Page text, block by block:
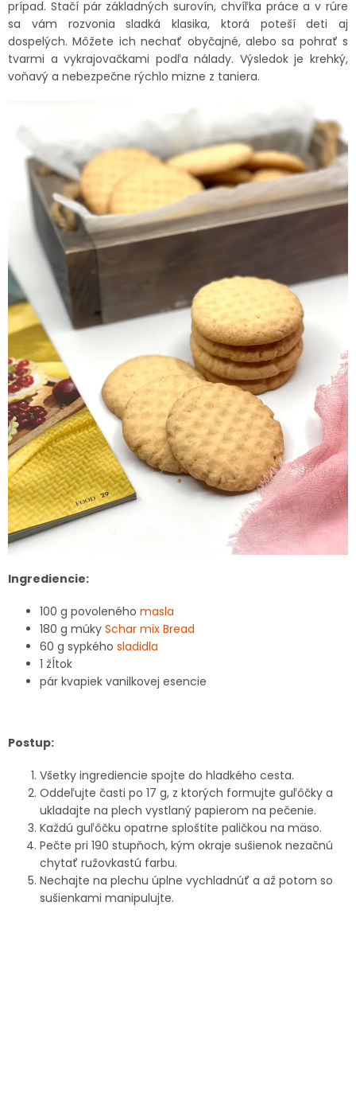
prípad. Stačí pár základných surovín, chvíľka práce a v rúre
sa vám rozvonia sladká klasika, ktorá poteší deti aj
dospelých. Môžete ich nechať obyčajné, alebo sa pohrať s
tvarmi a vykrajovačkami podľa nálady. Výsledok je krehký,
voňavý a nebezpečne rýchlo mizne z taniera.
Ingrediencie:
100 g povoleného masla
180 g múky Schar mix Bread
60 g sypkého sladidla
1 žĺtok
pár kvapiek vanilkovej esencie
Postup:
Všetky ingrediencie spojte do hladkého cesta.
Oddeľujte časti po 17 g, z ktorých formujte guľôčky a
ukladajte na plech vystlaný papierom na pečenie.
Každú guľôčku opatrne sploštite paličkou na mäso.
Pečte pri 190 stupňoch, kým okraje sušienok nezačnú
chytať ružovkastú farbu.
Nechajte na plechu úplne vychladnúť a až potom so
sušienkami manipulujte.